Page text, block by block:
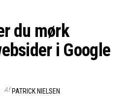
du mørk
i Google
Af PATRICK NIELSEN